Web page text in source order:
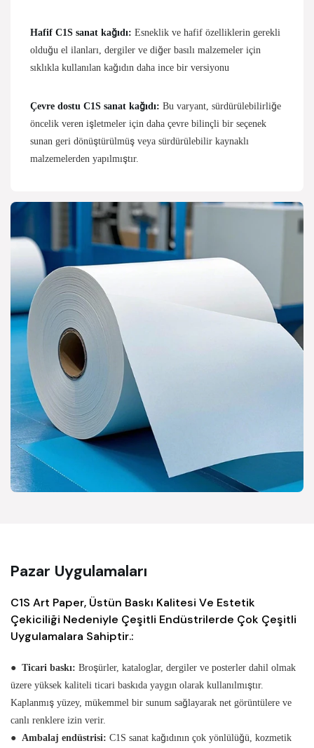
Hafif C1S sanat kağıdı:Esneklik ve hafif özelliklerin gerekli
olduğu el ilanları, dergiler ve diğer basılı malzemeler için
sıklıkla kullanılan kağıdın daha ince bir versiyonu
Çevre dostu C1S sanat kağıdı:Bu varyant, sürdürülebilirliğe
öncelik veren işletmeler için daha çevre bilinçli bir seçenek
sunan geri dönüştürülmüş veya sürdürülebilir kaynaklı
malzemelerden yapılmıştır.
Pazar Uygulamaları
C1S Art Paper, Üstün Baskı Kalitesi Ve Estetik
Çekiciliği Nedeniyle Çeşitli Endüstrilerde Çok Çeşitli
Uygulamalara Sahiptir.:
● Ticari baskı: Broşürler, kataloglar, dergiler ve posterler dahil olmak
üzere yüksek kaliteli ticari baskıda yaygın olarak kullanılmıştır.
Kaplanmış yüzey, mükemmel bir sunum sağlayarak net görüntülere ve
canlı renklere izin verir.
● Ambalaj endüstrisi: C1S sanat kağıdının çok yönlülüğü, kozmetik